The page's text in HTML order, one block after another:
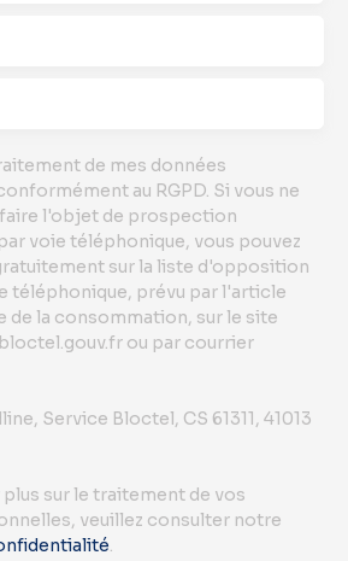
de mes données
au RGPD. Si vous ne
l'objet de prospection
voie téléphonique, vous pouvez
sur la liste d'opposition
téléphonique, prévu par l'article
de la consommation, sur le site
ou par courrier
Service Bloctel, CS 61311, 41013
plus sur le traitement de vos
veuillez consulter notre
.